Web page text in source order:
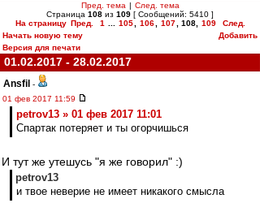
Пред. тема | След. тема
Страница 108 из 109 [ Сообщений: 5410 ]
На страницу Пред. 1 105 106 107 108, 109
След.
Начать новую тему
Добавить
Версия для печати
01.02.2017 - 28.02.2017
Ansfil -
01 фев 2017 11:59
petrov13 » 01 фев 2017 11:01
Спартак потеряет и ты огорчишься
И тут же утешусь "я же говорил" :)
petrov13
и твое неверие не имеет никакого смысла